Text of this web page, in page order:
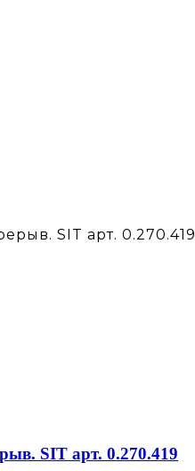
SIT арт. 0.270.419
SIT арт. 0.270.419